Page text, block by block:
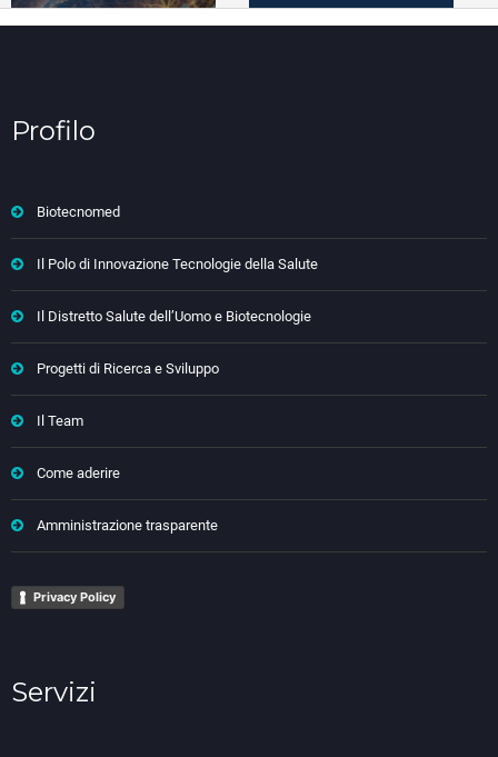
Profilo
Biotecnomed
Il Polo di Innovazione Tecnologie della Salute
Il Distretto Salute dell’Uomo e Biotecnologie
Progetti di Ricerca e Sviluppo
Il Team
Come aderire
Amministrazione trasparente
Privacy Policy
Servizi